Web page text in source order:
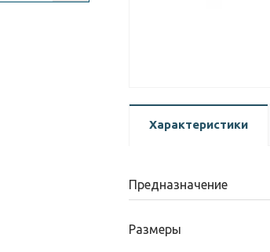
Характеристики
Предназначение
Размеры